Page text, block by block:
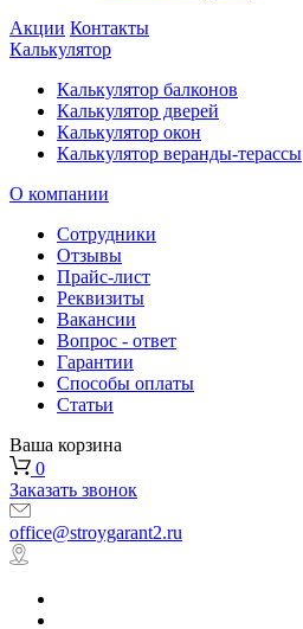
Акции Контакты
Калькулятор
Калькулятор балконов
Калькулятор дверей
Калькулятор окон
Калькулятор веранды-терассы
О компании
Сотрудники
Отзывы
Прайс-лист
Реквизиты
Вакансии
Вопрос - ответ
Гарантии
Способы оплаты
Статьи
Ваша корзина
0
Заказать звонок
office@stroygarant2.ru